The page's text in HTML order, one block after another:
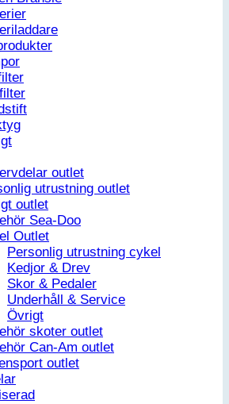
outlet
utrustning outlet
outlet
Sea-Doo
Outlet
Personlig utrustning cykel
Kedjor & Drev
Skor & Pedaler
Underhåll & Service
Övrigt
skoter outlet
Can-Am outlet
outlet